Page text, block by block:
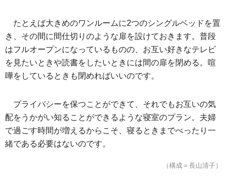
たとえば大きめのワンルームに2つのシングルベッドを置
き、その間に間仕切りのような扉を設けておきます。普段
はフルオープンになっているものの、お互い好きなテレビ
を見たいときや読書をしたいときには間の扉を閉める。喧
嘩をしているときも閉めればいいのです。
プライバシーを保つことができて、それでもお互いの気
配をうかがい知ることができるような寝室のプラン。夫婦
で過ごす時間が増えるからこそ、寝るときまでべったり一
緒である必要はないのです。
（構成＝長山清子）